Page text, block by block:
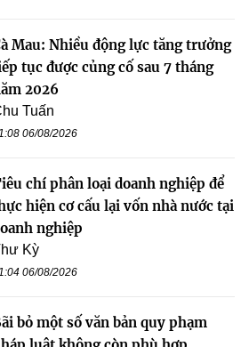
Mau: Nhiều động lực tăng trưởng
tục được củng cố sau 7 tháng
2026
Tuấn
06/08/2026
chí phân loại doanh nghiệp để
hiện cơ cấu lại vốn nhà nước tại
nghiệp
Kỳ
06/08/2026
bỏ một số văn bản quy phạm